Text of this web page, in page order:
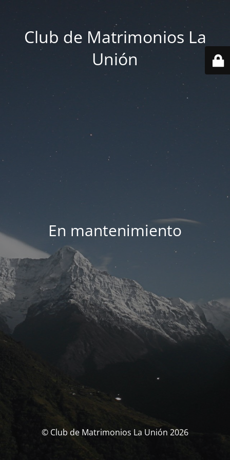
Club de Matrimonios La
Unión
En mantenimiento
© Club de Matrimonios La Unión 2026